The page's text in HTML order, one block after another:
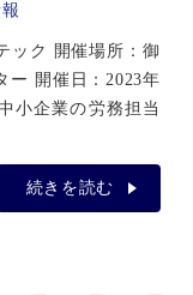
ック 開催場所：御
ー 開催日：2023年
小企業の労務担当
続きを読む